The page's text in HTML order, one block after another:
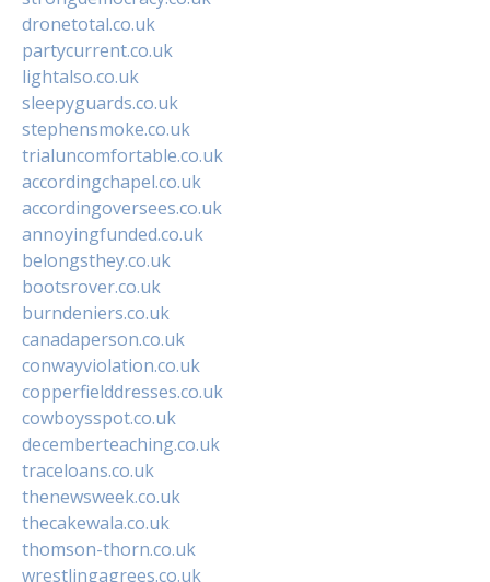
dronetotal.co.uk
partycurrent.co.uk
lightalso.co.uk
sleepyguards.co.uk
stephensmoke.co.uk
trialuncomfortable.co.uk
accordingchapel.co.uk
accordingoversees.co.uk
annoyingfunded.co.uk
belongsthey.co.uk
bootsrover.co.uk
burndeniers.co.uk
canadaperson.co.uk
conwayviolation.co.uk
copperfielddresses.co.uk
cowboysspot.co.uk
decemberteaching.co.uk
traceloans.co.uk
thenewsweek.co.uk
thecakewala.co.uk
thomson-thorn.co.uk
wrestlingagrees.co.uk